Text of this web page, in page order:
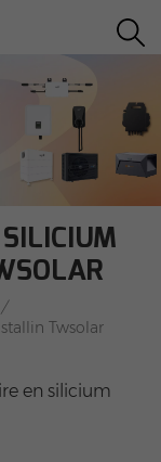
/
Twsolar
en silicium